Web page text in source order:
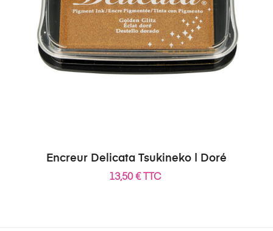
Encreur Delicata Tsukineko | Doré
13,50 € TTC